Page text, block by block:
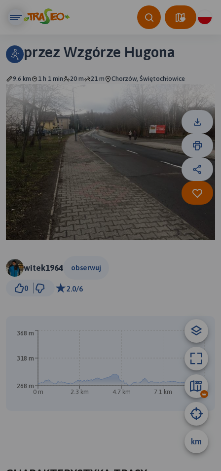
przez Wzgórze Hugona
9.6 km 1 h 1 min 20 m 21 m Chorzów, Świętochłowice
witek1964 obserwuj
0 2.0/6
km
0 m 2.3 km 4.7 km 7.1 km 9.5 km
268 m
318 m
368 m